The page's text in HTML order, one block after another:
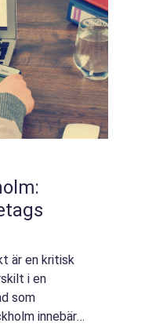
är en kritisk
i en
som
innebär